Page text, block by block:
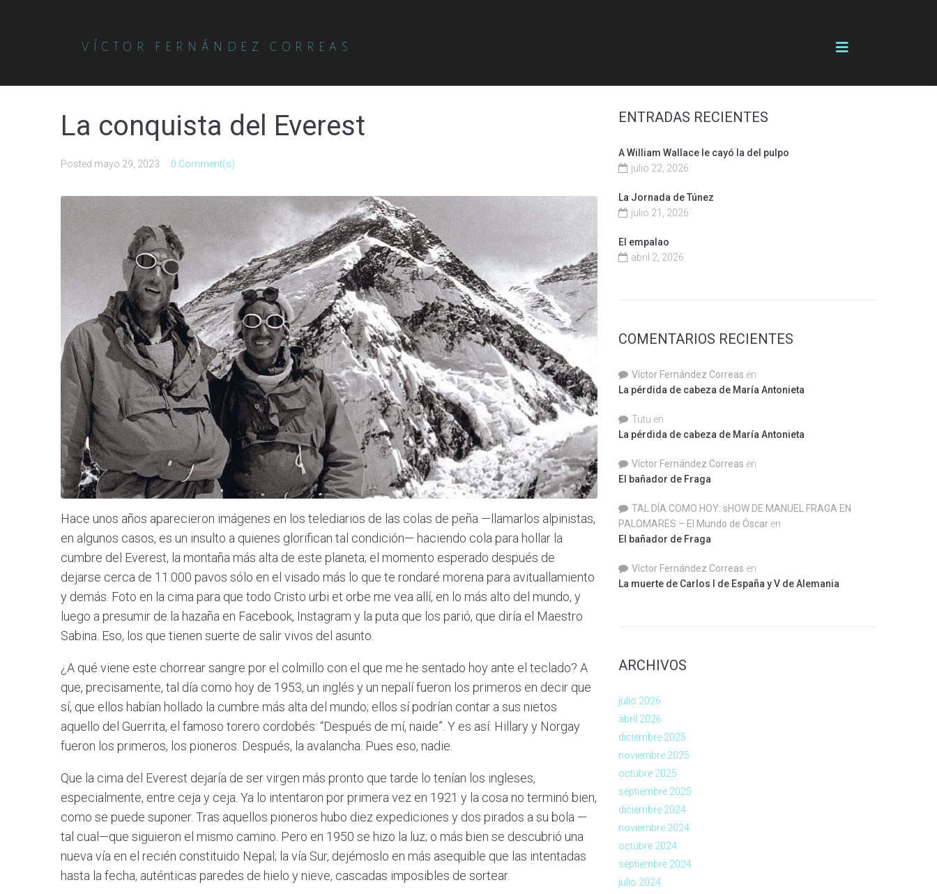
VÍCTOR FERNÁNDEZ CORREAS
La conquista del Everest
Posted mayo 29, 2023 0 Comment(s)
Hace unos años aparecieron imágenes en los telediarios de las colas de peña —llamarlos alpinistas,
en algunos casos, es un insulto a quienes glorifican tal condición— haciendo cola para hollar la
cumbre del Everest, la montaña más alta de este planeta; el momento esperado después de
dejarse cerca de 11.000 pavos sólo en el visado más lo que te rondaré morena para avituallamiento
y demás. Foto en la cima para que todo Cristo urbi et orbe me vea allí, en lo más alto del mundo, y
luego a presumir de la hazaña en Facebook, Instagram y la puta que los parió, que diría el Maestro
Sabina. Eso, los que tienen suerte de salir vivos del asunto.
¿A qué viene este chorrear sangre por el colmillo con el que me he sentado hoy ante el teclado? A
que, precisamente, tal día como hoy de 1953, un inglés y un nepalí fueron los primeros en decir que
sí, que ellos habían hollado la cumbre más alta del mundo; ellos sí podrían contar a sus nietos
aquello del Guerrita, el famoso torero cordobés: “Después de mí, naide”. Y es así: Hillary y Norgay
fueron los primeros, los pioneros. Después, la avalancha. Pues eso, nadie.
Que la cima del Everest dejaría de ser virgen más pronto que tarde lo tenían los ingleses,
especialmente, entre ceja y ceja. Ya lo intentaron por primera vez en 1921 y la cosa no terminó bien,
como se puede suponer. Tras aquellos pioneros hubo diez expediciones y dos pirados a su bola —
tal cual—que siguieron el mismo camino. Pero en 1950 se hizo la luz; o más bien se descubrió una
nueva vía en el recién constituido Nepal; la vía Sur, dejémoslo en más asequible que las intentadas
hasta la fecha, auténticas paredes de hielo y nieve, cascadas imposibles de sortear.
ENTRADAS RECIENTES
A William Wallace le cayó la del pulpo
julio 22, 2026
La Jornada de Túnez
julio 21, 2026
El empalao
abril 2, 2026
COMENTARIOS RECIENTES
Víctor Fernández Correas en
La pérdida de cabeza de María Antonieta
Tutu en
La pérdida de cabeza de María Antonieta
Víctor Fernández Correas en
El bañador de Fraga
TAL DÍA COMO HOY: sHOW DE MANUEL FRAGA EN
PALOMARES – El Mundo de Óscar en
El bañador de Fraga
Víctor Fernández Correas en
La muerte de Carlos I de España y V de Alemania
ARCHIVOS
julio 2026
abril 2026
diciembre 2025
noviembre 2025
octubre 2025
septiembre 2025
diciembre 2024
noviembre 2024
octubre 2024
septiembre 2024
julio 2024